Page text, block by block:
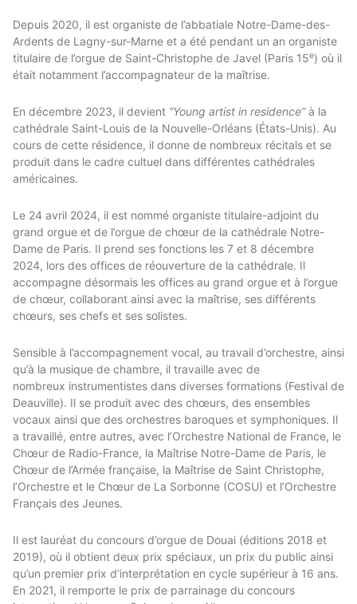
Depuis 2020, il est organiste de l’abbatiale Notre-Dame-des-
Ardents de Lagny-sur-Marne et a été pendant un an organiste
titulaire de l’orgue de Saint-Christophe de Javel (Paris 15e) où il
était notamment l’accompagnateur de la maîtrise.
En décembre 2023, il devient “Young artist in residence” à la
cathédrale Saint-Louis de la Nouvelle-Orléans (États-Unis). Au
cours de cette résidence, il donne de nombreux récitals et se
produit dans le cadre cultuel dans différentes cathédrales
américaines.
Le 24 avril 2024, il est nommé organiste titulaire-adjoint du
grand orgue et de l’orgue de chœur de la cathédrale Notre-
Dame de Paris. Il prend ses fonctions les 7 et 8 décembre
2024, lors des offices de réouverture de la cathédrale. Il
accompagne désormais les offices au grand orgue et à l’orgue
de chœur, collaborant ainsi avec la maîtrise, ses différents
chœurs, ses chefs et ses solistes.
Sensible à l’accompagnement vocal, au travail d’orchestre, ainsi
qu’à la musique de chambre, il travaille avec de
nombreux instrumentistes dans diverses formations (Festival de
Deauville). Il se produit avec des chœurs, des ensembles
vocaux ainsi que des orchestres baroques et symphoniques. Il
a travaillé, entre autres, avec l’Orchestre National de France, le
Chœur de Radio-France, la Maîtrise Notre-Dame de Paris, le
Chœur de l’Armée française, la Maîtrise de Saint Christophe,
l’Orchestre et le Chœur de La Sorbonne (COSU) et l’Orchestre
Français des Jeunes.
Il est lauréat du concours d’orgue de Douai (éditions 2018 et
2019), où il obtient deux prix spéciaux, un prix du public ainsi
qu’un premier prix d’interprétation en cycle supérieur à 16 ans.
En 2021, il remporte le prix de parrainage du concours